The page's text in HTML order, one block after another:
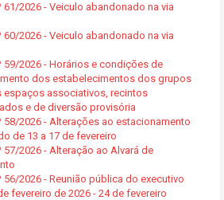
61/2026 - Veiculo abandonado na via
60/2026 - Veiculo abandonado na via
59/2026 - Horários e condições de
dos estabelecimentos dos grupos
espaços associativos, recintos
e de diversão provisória
58/2026 - Alterações ao estacionamento
de 13 a 17 de fevereiro
57/2026 - Alteração ao Alvará de
56/2026 - Reunião pública do executivo
fevereiro de 2026 - 24 de fevereiro